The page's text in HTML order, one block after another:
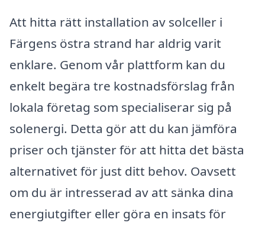
Att hitta rätt installation av solceller i
Färgens östra strand har aldrig varit
enklare. Genom vår plattform kan du
enkelt begära tre kostnadsförslag från
lokala företag som specialiserar sig på
solenergi. Detta gör att du kan jämföra
priser och tjänster för att hitta det bästa
alternativet för just ditt behov. Oavsett
om du är intresserad av att sänka dina
energiutgifter eller göra en insats för